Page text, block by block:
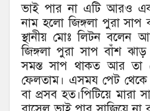
ভাই পার না এটি আরও
নাম হলো জিঙ্গলা পুরা সাপ
স্থানীয় মোঃ লিটন বলেন
জিঙ্গলা পুরা সাপ বাঁশ
সমস্ত সাপ থাকত আর তা
ফেলতাম। এসময পেট থেকে
বা প্রসব হত।পিটিয়ে মারা